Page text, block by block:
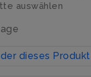
auswählen
dieses